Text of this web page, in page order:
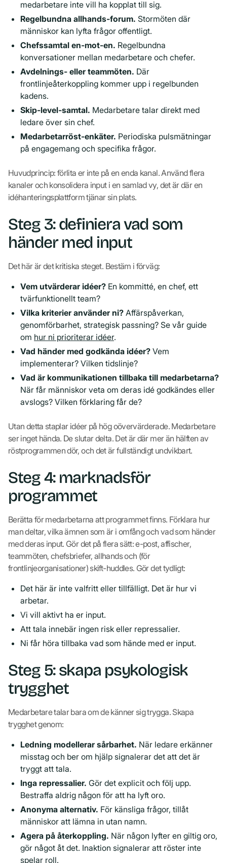
medarbetare inte vill ha kopplat till sig.
Regelbundna allhands-forum. Stormöten där
människor kan lyfta frågor offentligt.
Chefssamtal en-mot-en. Regelbundna
konversationer mellan medarbetare och chefer.
Avdelnings- eller teammöten. Där
frontlinjeåterkoppling kommer upp i regelbunden
kadens.
Skip-level-samtal. Medarbetare talar direkt med
ledare över sin chef.
Medarbetarröst-enkäter. Periodiska pulsmätningar
på engagemang och specifika frågor.
Huvudprincip: förlita er inte på en enda kanal. Använd flera
kanaler och konsolidera input i en samlad vy, det är där en
idéhanteringsplattform tjänar sin plats.
Steg 3: definiera vad som
händer med input
Det här är det kritiska steget. Bestäm i förväg:
Vem utvärderar idéer? En kommitté, en chef, ett
tvärfunktionellt team?
Vilka kriterier använder ni? Affärspåverkan,
genomförbarhet, strategisk passning? Se vår guide
om hur ni prioriterar idéer.
Vad händer med godkända idéer? Vem
implementerar? Vilken tidslinje?
Vad är kommunikationen tillbaka till medarbetarna?
När får människor veta om deras idé godkändes eller
avslogs? Vilken förklaring får de?
Utan detta staplar idéer på hög oövervärderade. Medarbetare
ser inget hända. De slutar delta. Det är där mer än hälften av
röstprogrammen dör, och det är fullständigt undvikbart.
Steg 4: marknadsför
programmet
Berätta för medarbetarna att programmet finns. Förklara hur
man deltar, vilka ämnen som är i omfång och vad som händer
med deras input. Gör det på flera sätt: e-post, affischer,
teammöten, chefsbriefer, allhands och (för
frontlinjeorganisationer) skift-huddles. Gör det tydligt:
Det här är inte valfritt eller tillfälligt. Det är hur vi
arbetar.
Vi vill aktivt ha er input.
Att tala innebär ingen risk eller repressalier.
Ni får höra tillbaka vad som hände med er input.
Steg 5: skapa psykologisk
trygghet
Medarbetare talar bara om de känner sig trygga. Skapa
trygghet genom:
Ledning modellerar sårbarhet. När ledare erkänner
misstag och ber om hjälp signalerar det att det är
tryggt att tala.
Inga repressalier. Gör det explicit och följ upp.
Bestraffa aldrig någon för att ha lyft oro.
Anonyma alternativ. För känsliga frågor, tillåt
människor att lämna in utan namn.
Agera på återkoppling. När någon lyfter en giltig oro,
gör något åt det. Inaktion signalerar att röster inte
spelar roll.